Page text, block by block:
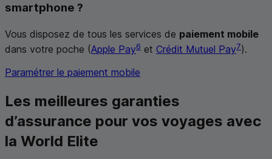
smartphone ?
Vous disposez de tous les services de paiement mobile
dans votre poche (Apple Pay6 et Crédit Mutuel Pay7).
Paramétrer le paiement mobile
Les meilleures garanties
d’assurance pour vos voyages avec
la World Elite